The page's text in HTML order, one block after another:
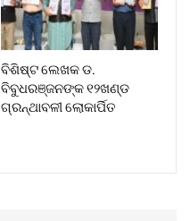
ବିଶିଷ୍ଟ ଲେଖକ ଡ.
ବିବୁଧରଞ୍ଜନଙ୍କ ୧୨ଖଣ୍ଡ
ଗ୍ରନ୍ଥାବଳୀ ଲୋକାର୍ପିତ